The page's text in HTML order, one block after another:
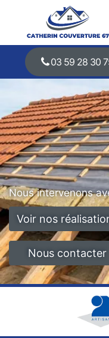
03 59 28 30
Nous intervenons
Voir nos
Nous contacter